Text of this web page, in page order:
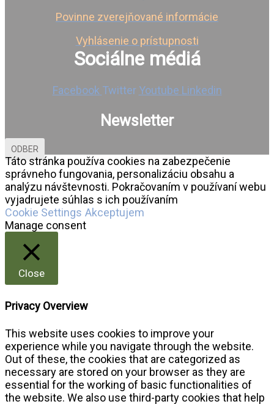
Povinne zverejňované informácie
Vyhlásenie o prístupnosti
Sociálne médiá
Facebook Twitter Youtube Linkedin
Newsletter
ODBER
Táto stránka používa cookies na zabezpečenie
správneho fungovania, personalizáciu obsahu a
analýzu návštevnosti. Pokračovaním v používaní webu
vyjadrujete súhlas s ich používaním
Cookie Settings Akceptujem
Manage consent
Close
Privacy Overview
This website uses cookies to improve your
experience while you navigate through the website.
Out of these, the cookies that are categorized as
necessary are stored on your browser as they are
essential for the working of basic functionalities of
the website. We also use third-party cookies that help